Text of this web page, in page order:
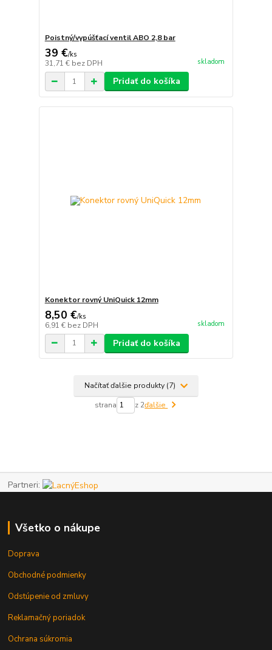
Poistný/vypúšťací ventil ABO 2,8 bar
39 €/ks
31,71 € bez DPH skladom
Pridať do košíka
Konektor rovný UniQuick 12mm
8,50 €/ks
6,91 € bez DPH skladom
Pridať do košíka
Načítať ďalšie produkty (7)
strana z 2ďalšie
Partneri:
Všetko o nákupe
Doprava
Obchodné podmienky
Odstúpenie od zmluvy
Reklamačný poriadok
Ochrana súkromia